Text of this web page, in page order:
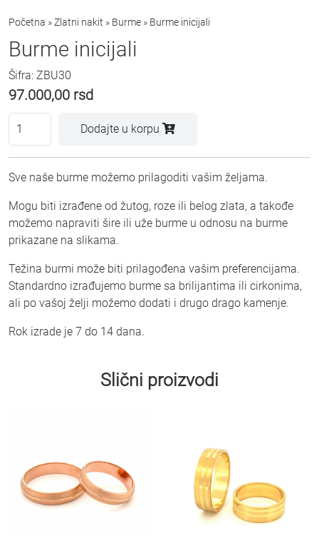
Početna »Zlatni nakit » Burme » Burme inicijali
Burme inicijali
Šifra: ZBU30
97.000,00 rsd
Dodajte u korpu
Sve naše burme možemo prilagoditi vašim željama.
Mogu biti izrađene od žutog, roze ili belog zlata, a takođe
možemo napraviti šire ili uže burme u odnosu na burme
prikazane na slikama.
Težina burmi može biti prilagođena vašim preferencijama.
Standardno izrađujemo burme sa brilijantima ili cirkonima,
ali po vašoj želji možemo dodati i drugo drago kamenje.
Rok izrade je 7 do 14 dana.
Slični proizvodi